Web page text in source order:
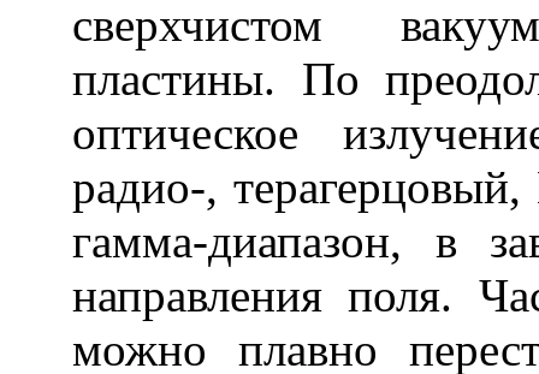
сверхчистом
пластины. По
оптическое
радио-,
гамма-диапазон, в
направления поля.
можно плавно